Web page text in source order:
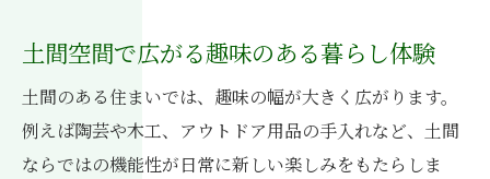
工務店と始める土間活用の新しい趣味ライ
趣味生活を実現する土間空間の工務店設計
いきいきと過ごせる土間設計の工夫
土間空間で広がる趣味のある暮らし体験
土間のある住まいでは、趣味の幅が大きく広がります。
例えば陶芸や木工、アウトドア用品の手入れなど、土間
ならではの機能性が日常に新しい楽しみをもたらしま